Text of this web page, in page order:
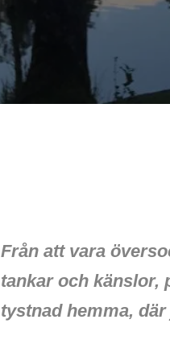
Från att vara
tankar och känslor,
tystnad hemma,